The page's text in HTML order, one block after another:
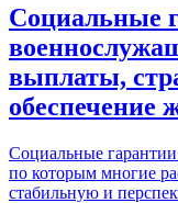
Социальные
выплаты,
обеспечение
Социальные
по которым многие
стабильную и